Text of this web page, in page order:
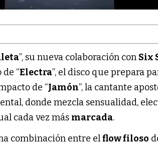
”, su nueva colaboración con Six
“Electra”, el disco que prepara
de “Jamón”, la cantante
donde mezcla sensualidad,
cada vez más marcada.
combinación entre elflow filoso